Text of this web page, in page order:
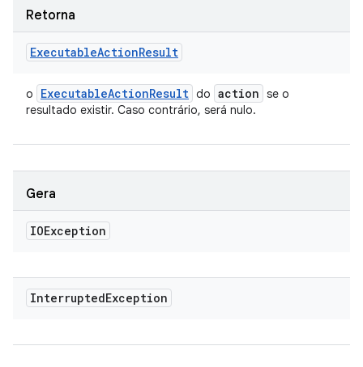
Retorna
ExecutableActionResult
o ExecutableActionResult do action se o
resultado existir. Caso contrário, será nulo.
Gera
IOException
InterruptedException